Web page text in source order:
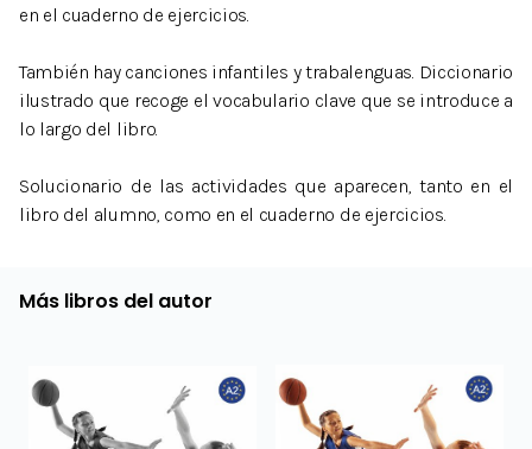
en el cuaderno de ejercicios.
También hay canciones infantiles y trabalenguas. Diccionario
ilustrado que recoge el vocabulario clave que se introduce a
lo largo del libro.
Solucionario de las actividades que aparecen, tanto en el
libro del alumno, como en el cuaderno de ejercicios.
Más libros del autor